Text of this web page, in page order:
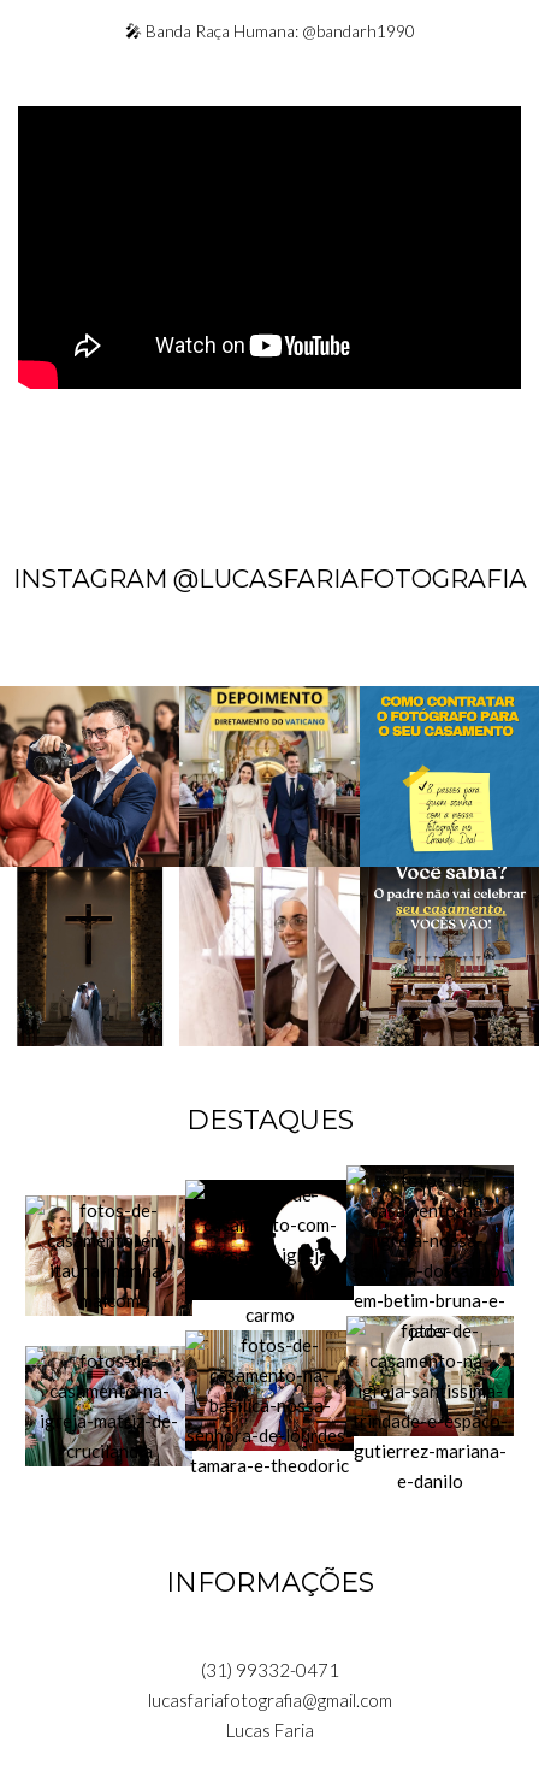
🎤 Banda Raça Humana: @bandarh1990
INSTAGRAM @LUCASFARIAFOTOGRAFIA
DESTAQUES
INFORMAÇÕES
(31) 99332-0471
lucasfariafotografia@gmail.com
Lucas Faria